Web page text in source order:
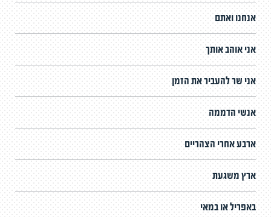
אנחנו ואתם
אני אוהב אותך
אני שר להעביר את הזמן
אנשי הדממה
ארבע אחרי הצהריים
ארץ משגעת
באפריל או במאי